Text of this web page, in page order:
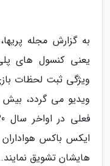
به گزارش مجله
ویژگی ثبت لحظات
ویدیو می گردد،
ایکس باکس
هایشان تشویق نمایند.